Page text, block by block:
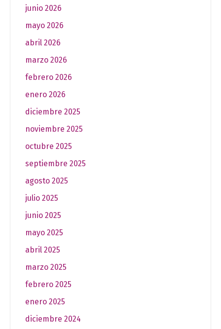
junio 2026
mayo 2026
abril 2026
marzo 2026
febrero 2026
enero 2026
diciembre 2025
noviembre 2025
octubre 2025
septiembre 2025
agosto 2025
julio 2025
junio 2025
mayo 2025
abril 2025
marzo 2025
febrero 2025
enero 2025
diciembre 2024